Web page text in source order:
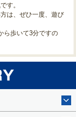
す。
は、ぜひ一度、遊び
ら歩いて3分ですの